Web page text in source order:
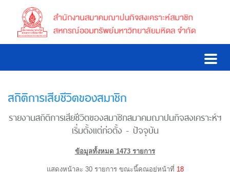
สถิติการเสียชีวิตของสมาชิก
รายงานสถิติการเสียชีวิตของสมาชิกสมาคมฌาปนกิจสงเคราะห์ฯ
เริ่มตั้งแต่ก่อตั้ง - ปัจจุบัน
ข้อมูลทั้งหมด 1473 รายการ
แสดงหน้าละ 30 รายการ ขณะนี้คุณอยู่หน้าที่ 18